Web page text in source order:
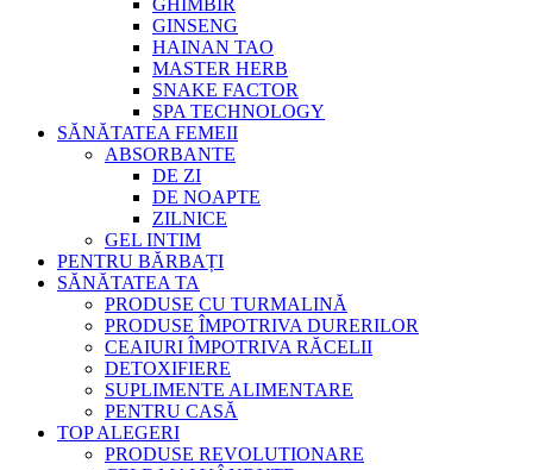
GHIMBIR
GINSENG
HAINAN TAO
MASTER HERB
SNAKE FACTOR
SPA TECHNOLOGY
SĂNĂTATEA FEMEII
ABSORBANTE
DE ZI
DE NOAPTE
ZILNICE
GEL INTIM
PENTRU BĂRBAȚI
SĂNĂTATEA TA
PRODUSE CU TURMALINĂ
PRODUSE ÎMPOTRIVA DURERILOR
CEAIURI ÎMPOTRIVA RĂCELII
DETOXIFIERE
SUPLIMENTE ALIMENTARE
PENTRU CASĂ
TOP ALEGERI
PRODUSE REVOLUTIONARE